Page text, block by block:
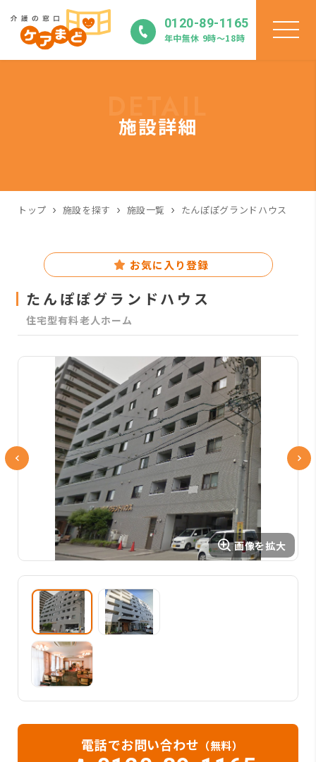
0120-89-1165
年中無休 9時〜18時
施設詳細
トップ 施設を探す 施設一覧 たんぽぽグランドハウス
お気に入り登録
たんぽぽグランドハウス
住宅型有料老人ホーム
電話でお問い合わせ （無料）